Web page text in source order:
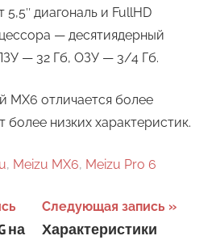
диагональ и FullHD
— десятиядерный
— 32 Гб, ОЗУ — 3/4 Гб.
MX6 отличается более
более низких характеристик.
, Meizu MX6, Meizu Pro 6
на
Следующая запись
Характеристики